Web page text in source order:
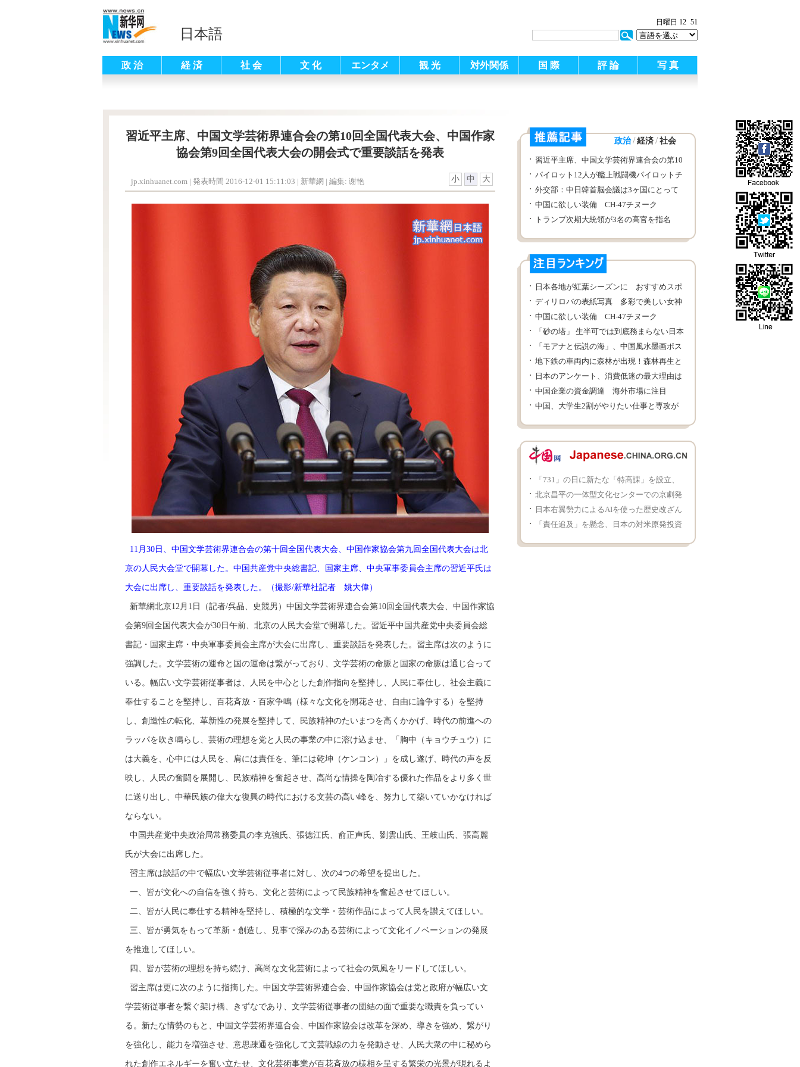
日本語
日曜日 12 51
政 治 経 済 社 会 文 化 エンタメ 観 光 対外関係 国 際 評 論 写 真
習近平主席、中国文学芸術界連合会の第10回全国代表大会、中国作家
協会第9回全国代表大会の開会式で重要談話を発表
jp.xinhuanet.com | 発表時間 2016-12-01 15:11:03 | 新華網 | 編集: 谢艳 小 中 大
11月30日、中国文学芸術界連合会の第十回全国代表大会、中国作家協会第九回全国代表大会は北
京の人民大会堂で開幕した。中国共産党中央総書記、国家主席、中央軍事委員会主席の習近平氏は
大会に出席し、重要談話を発表した。（撮影/新華社記者 姚大偉）
新華網北京12月1日（記者/呉晶、史競男）中国文学芸術界連合会第10回全国代表大会、中国作家協
会第9回全国代表大会が30日午前、北京の人民大会堂で開幕した。習近平中国共産党中央委員会総
書記・国家主席・中央軍事委員会主席が大会に出席し、重要談話を発表した。習主席は次のように
強調した。文学芸術の運命と国の運命は繋がっており、文学芸術の命脈と国家の命脈は通じ合って
いる。幅広い文学芸術従事者は、人民を中心とした創作指向を堅持し、人民に奉仕し、社会主義に
奉仕することを堅持し、百花斉放・百家争鳴（様々な文化を開花させ、自由に論争する）を堅持
し、創造性の転化、革新性の発展を堅持して、民族精神のたいまつを高くかかげ、時代の前進への
ラッパを吹き鳴らし、芸術の理想を党と人民の事業の中に溶け込ませ、「胸中（キョウチュウ）に
は大義を、心中には人民を、肩には責任を、筆には乾坤（ケンコン）」を成し遂げ、時代の声を反
映し、人民の奮闘を展開し、民族精神を奮起させ、高尚な情操を陶冶する優れた作品をより多く世
に送り出し、中華民族の偉大な復興の時代における文芸の高い峰を、努力して築いていかなければ
ならない。
中国共産党中央政治局常務委員の李克強氏、張徳江氏、俞正声氏、劉雲山氏、王岐山氏、張高麗
氏が大会に出席した。
習主席は談話の中で幅広い文学芸術従事者に対し、次の4つの希望を提出した。
一、皆が文化への自信を強く持ち、文化と芸術によって民族精神を奮起させてほしい。
二、皆が人民に奉仕する精神を堅持し、積極的な文学・芸術作品によって人民を讃えてほしい。
三、皆が勇気をもって革新・創造し、見事で深みのある芸術によって文化イノベーションの発展
を推進してほしい。
四、皆が芸術の理想を持ち続け、高尚な文化芸術によって社会の気風をリードしてほしい。
習主席は更に次のように指摘した。中国文学芸術界連合会、中国作家協会は党と政府が幅広い文
学芸術従事者を繋ぐ架け橋、きずなであり、文学芸術従事者の団結の面で重要な職責を負ってい
る。新たな情勢のもと、中国文学芸術界連合会、中国作家協会は改革を深め、導きを強め、繋がり
を強化し、能力を増強させ、意思疎通を強化して文芸戦線の力を発動させ、人民大衆の中に秘めら
れた創作エネルギーを奮い立たせ、文化芸術事業が百花斉放の様相を呈する繁栄の光景が現れるよ
政治 / 経済 / 社会
習近平主席、中国文学芸術界連合会の第10
回全国代表大会、中国作家協会第9回全国
代表大会の開会式で重要談話を発表
パイロット12人が艦上戦闘機パイロットチ
ームに正式に入る
外交部：中日韓首脳会議は3ヶ国にとって
都合のよいタイミングと条件の下で行うべ
きだ
中国に欲しい装備 CH-47チヌーク
トランプ次期大統領が3名の高官を指名
日本各地が紅葉シーズンに おすすめスポ
ットを紹介
ディリロバの表紙写真 多彩で美しい女神
の輝き
中国に欲しい装備 CH-47チヌーク
「砂の塔」 生半可では到底務まらない日本
の主婦
「モアナと伝説の海」、中国風水墨画ポス
ターが公開
地下鉄の車両内に森林が出現！森林再生と
エコ
日本のアンケート、消費低迷の最大理由は
「将来への不安」
中国企業の資金調達 海外市場に注目
中国、大学生2割がやりたい仕事と専攻が